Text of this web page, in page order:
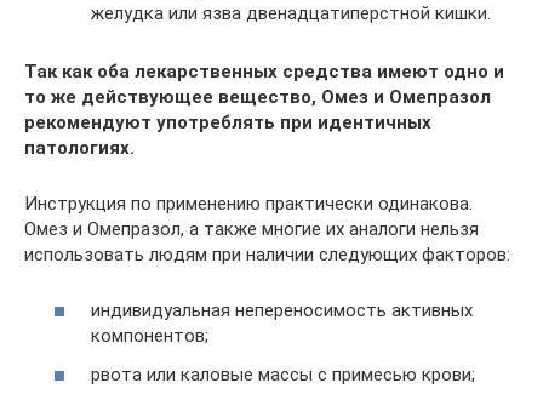
желудка или язва двенадцатиперстной кишки.
Так как оба лекарственных средства имеют одно и
то же действующее вещество, Омез и Омепразол
рекомендуют употреблять при идентичных
патологиях.
Инструкция по применению практически одинакова.
Омез и Омепразол, а также многие их аналоги нельзя
использовать людям при наличии следующих факторов:
индивидуальная непереносимость активных
компонентов;
рвота или каловые массы с примесью крови;